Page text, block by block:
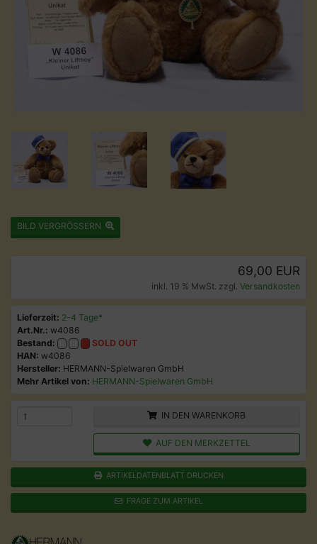
BILD VERGRÖSSERN
69,00 EUR
inkl. 19 % MwSt. zzgl. Versandkosten
Lieferzeit: 2-4 Tage*
Art.Nr.: w4086
Bestand:
SOLD OUT
HAN: w4086
Hersteller: HERMANN-Spielwaren GmbH
Mehr Artikel von: HERMANN-Spielwaren GmbH
IN DEN WARENKORB
AUF DEN MERKZETTEL
ARTIKELDATENBLATT DRUCKEN
FRAGE ZUM ARTIKEL